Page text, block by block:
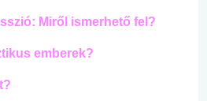
Miről ismerhető fel?
emberek?